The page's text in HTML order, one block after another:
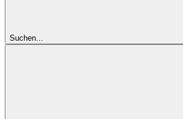
Suchen...